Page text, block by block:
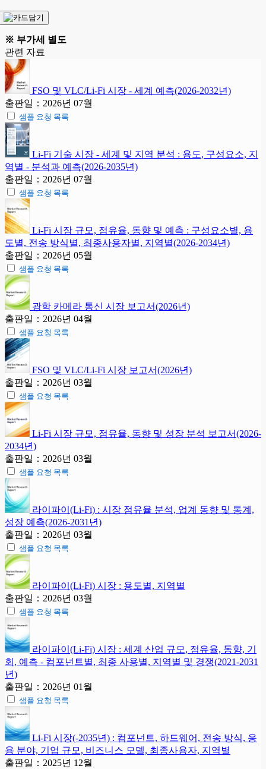
※ 부가세 별도
관련 자료
FSO 및 VLC/Li-Fi 시장 - 세계 예측(2026-2032년)
출판일：2026년 07월
샘플 요청 목록
Li-Fi 기술 시장 - 세계 및 지역 분석 : 용도, 구성요소, 지
역별 - 분석과 예측(2026-2035년)
출판일：2026년 07월
샘플 요청 목록
Li-Fi 시장 규모, 점유율, 동향 및 예측 : 구성요소별, 용
도별, 전송 방식별, 최종사용자별, 지역별(2026-2034년)
출판일：2026년 05월
샘플 요청 목록
광학 카메라 통신 시장 보고서(2026년)
출판일：2026년 04월
샘플 요청 목록
FSO 및 VLC/Li-Fi 시장 보고서(2026년)
출판일：2026년 03월
샘플 요청 목록
Li-Fi 시장 규모, 점유율, 동향 및 성장 분석 보고서(2026-
2034년)
출판일：2026년 03월
샘플 요청 목록
라이파이(Li-Fi) : 시장 점유율 분석, 업계 동향 및 통계,
성장 예측(2026-2031년)
출판일：2026년 03월
샘플 요청 목록
라이파이(Li-Fi) 시장 : 용도별, 지역별
출판일：2026년 03월
샘플 요청 목록
라이파이(Li-Fi) 시장 : 세계 산업 규모, 점유율, 동향, 기
회, 예측 - 컴포넌트별, 최종 사용별, 지역별 및 경쟁(2021-2031
년)
출판일：2026년 01월
샘플 요청 목록
Li-Fi 시장(-2035년) : 컴포넌트, 하드웨어, 전송 방식, 응
용 분야, 기업 규모, 비즈니스 모델, 최종사용자, 지역별
출판일：2025년 12월